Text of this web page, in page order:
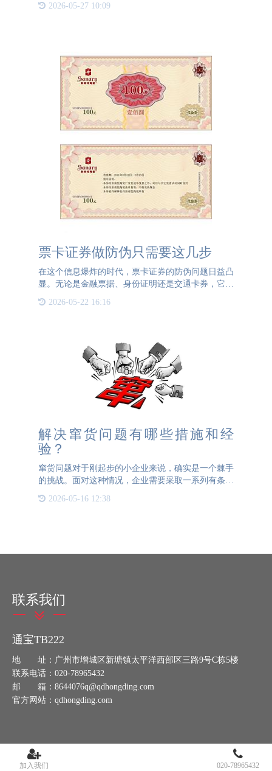
和管理，提高经营决策的及时性。作为一种RFID芯
2026-05-27 10:09
票卡证券做防伪只需要这几步
在这个信息爆炸的时代，票卡证券的防伪问题日益凸
显。无论是金融票据、身份证明还是交通卡券，它们
的安全性直接关系到个人财产和社会稳定。票卡证券
是一种具有法律效力的凭证，它记录了持有者与发行
2026-05-22 16:16
解决窜货问题有哪些措施和经
验？
窜货问题对于刚起步的小企业来说，确实是一个棘手
的挑战。面对这种情况，企业需要采取一系列有条不
紊的措施来应对。这篇文章通宝TB222防伪就来告诉
大家，解决窜货问题的一些经验。首先，收集充足的
2026-05-16 12:38
联系我们
通宝TB222
地 址：广州市增城区新塘镇太平洋西部区三路9号C栋5楼
联系电话：020-78965432
邮 箱：8644076q@qdhongding.com
官方网站：qdhongding.com
加入我们 020-78965432